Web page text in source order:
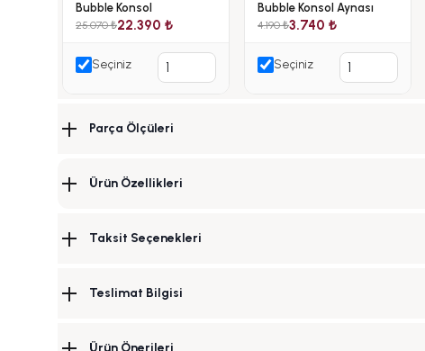
Bubble Konsol
25.070 ₺22.390 ₺
Seçiniz
Bubble Konsol Aynası
4.190 ₺3.740 ₺
Seçiniz
Parça Ölçüleri
Ürün Özellikleri
Taksit Seçenekleri
Teslimat Bilgisi
Ürün Önerileri